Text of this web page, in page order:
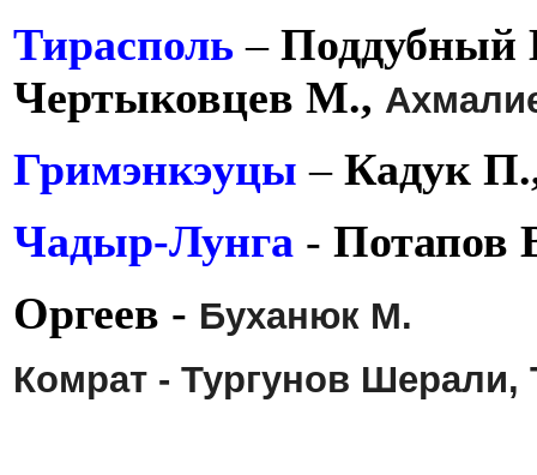
Тирасполь– Поддубный
Чертыковцев М.,
Гримэнкэуцы– Кадук
Чадыр-Лунга - Потапов
Оргеев - Буханюк М.
Комрат - Тургунов Шерали,